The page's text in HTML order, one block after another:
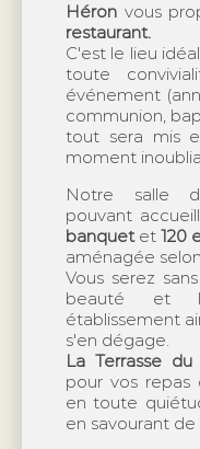
Héron vous
restaurant.
C'est le lieu
toute
événement
communion,
tout sera mis
moment
Notre salle
pouvant
banquetet 120
aménagée
Vous serez
beauté et
établissement
s'en dégage.
La Terrasse
pour vos repas
en toute
en savourant